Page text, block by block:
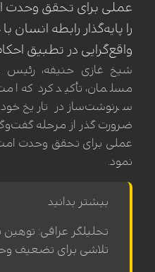
عملی برای تحقق وحدت
را پایه‌گذار رابطه انسان
واقع‌گرایی در تطبیق
شیخ غازی حنیفه،
مسلمان، تأکید کرد که
سرنوشت‌ساز در تاریخ
ضرورت گذر از مرحله
عملی برای تحقق وحدت
نمود.
بیشتر بدانید
تحلیلگر عراقی:
تلاشی برای تضعیف